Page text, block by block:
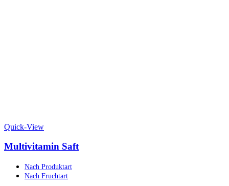
Quick-View
Multivitamin Saft
Nach Produktart
Nach Fruchtart